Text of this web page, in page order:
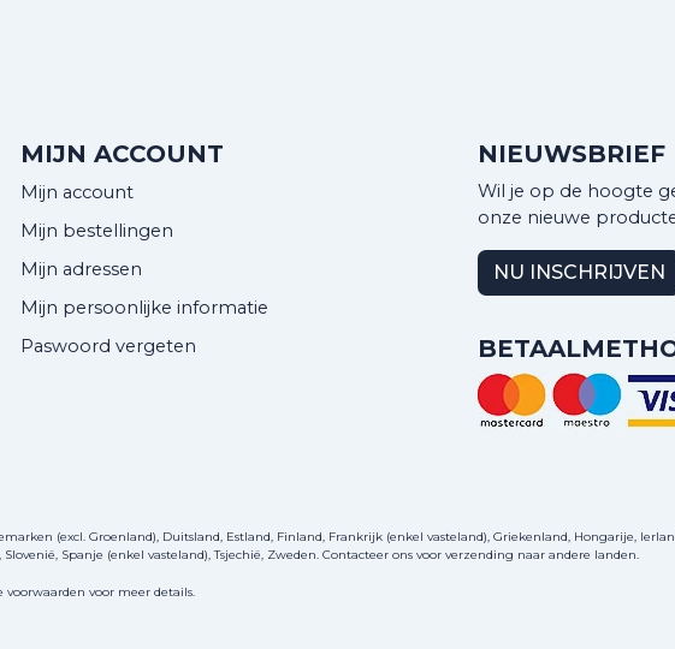
MIJN ACCOUNT
Mijn account
Mijn bestellingen
Mijn adressen
Mijn persoonlijke informatie
Paswoord vergeten
NIEUWSBRIEF
Wil je op de hoogte
onze nieuwe
NU INSCHRIJVEN
(excl. Groenland), Duitsland, Estland, Finland, Frankrijk (enkel vasteland), Griekenland, Hongarije,
Spanje (enkel vasteland), Tsjechië, Zweden. Contacteer ons voor verzending naar andere landen.
voor meer details.